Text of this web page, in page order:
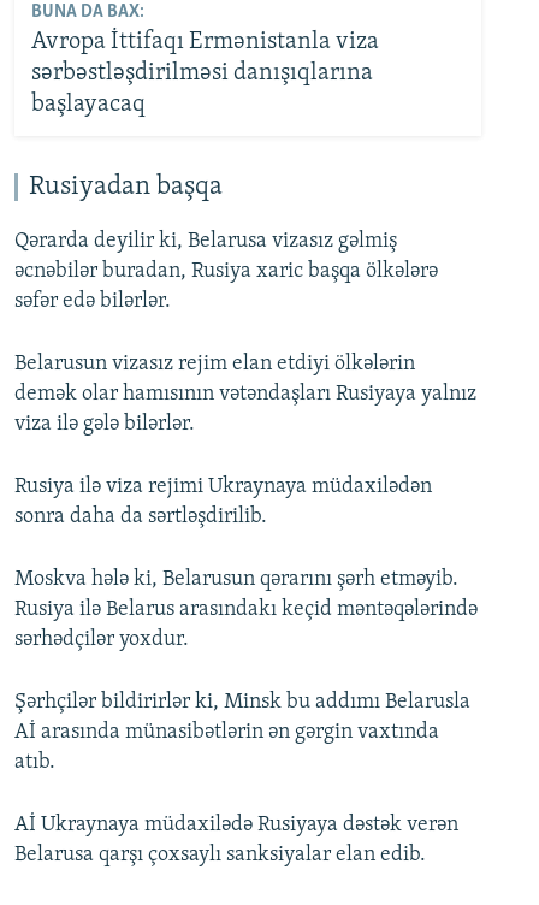
BUNA DA BAX:
Avropa İttifaqı Ermənistanla viza
sərbəstləşdirilməsi danışıqlarına
başlayacaq
Rusiyadan başqa
Qərarda deyilir ki, Belarusa vizasız gəlmiş
əcnəbilər buradan, Rusiya xaric başqa ölkələrə
səfər edə bilərlər.
Belarusun vizasız rejim elan etdiyi ölkələrin
demək olar hamısının vətəndaşları Rusiyaya yalnız
viza ilə gələ bilərlər.
Rusiya ilə viza rejimi Ukraynaya müdaxilədən
sonra daha da sərtləşdirilib.
Moskva hələ ki, Belarusun qərarını şərh etməyib.
Rusiya ilə Belarus arasındakı keçid məntəqələrində
sərhədçilər yoxdur.
Şərhçilər bildirirlər ki, Minsk bu addımı Belarusla
Aİ arasında münasibətlərin ən gərgin vaxtında
atıb.
Aİ Ukraynaya müdaxilədə Rusiyaya dəstək verən
Belarusa qarşı çoxsaylı sanksiyalar elan edib.